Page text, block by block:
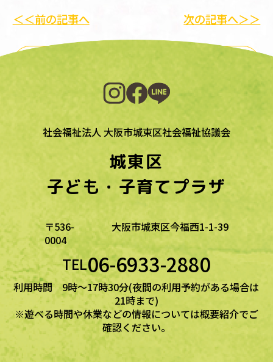
＜＜前の記事へ
一覧に戻る
次の記事へ＞＞
社会福祉法人 大阪市城東区社会福祉協議会
城東区
子ども・子育てプラザ
〒536-
0004
大阪市城東区今福西1-1-39
TEL06-6933-2880
利用時間 9時～17時30分(夜間の利用予約がある場合は
21時まで)
※遊べる時間や休業などの情報については概要紹介でご
確認ください。